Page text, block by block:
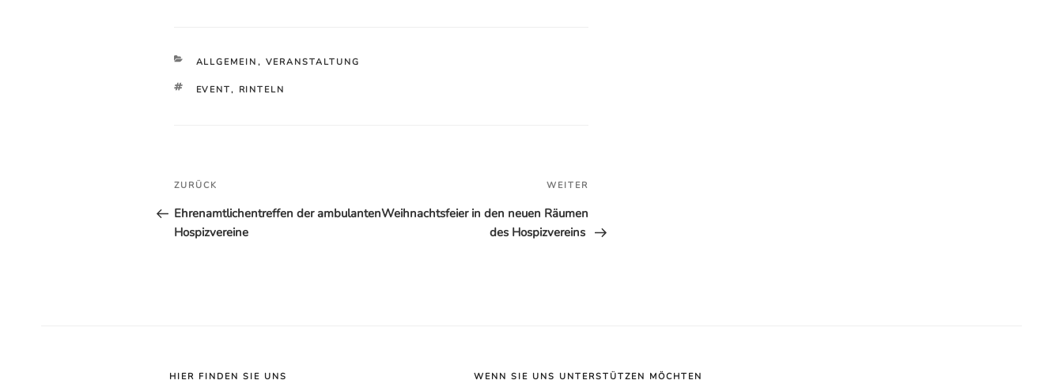
KATEGORIEN
ALLGEMEIN , VERANSTALTUNG
SCHLAGWÖRTER
EVENT, RINTELN
Beitragsnavigation
Vorheriger
Beitrag
ZURÜCK
Ehrenamtlichentreffen der ambulanten
Hospizvereine
WEITER
Weihnachtsfeier in den neuen Räumen
des Hospizvereins
HIER FINDEN SIE UNS WENN SIE UNS UNTERSTÜTZEN MÖCHTEN